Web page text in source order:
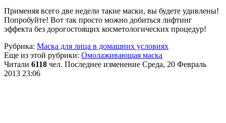
Применяя всего две недели такие маски, вы будете удивлены!
Попробуйте! Вот так просто можно добиться лифтинг
эффекта без дорогостоящих косметологических процедур!
Рубрика: Маска для лица в домашних условиях
Еще из этой рубрики: Омолаживающая маска
Читали 6118 чел. Последнее изменение Среда, 20 Февраль
2013 23:06